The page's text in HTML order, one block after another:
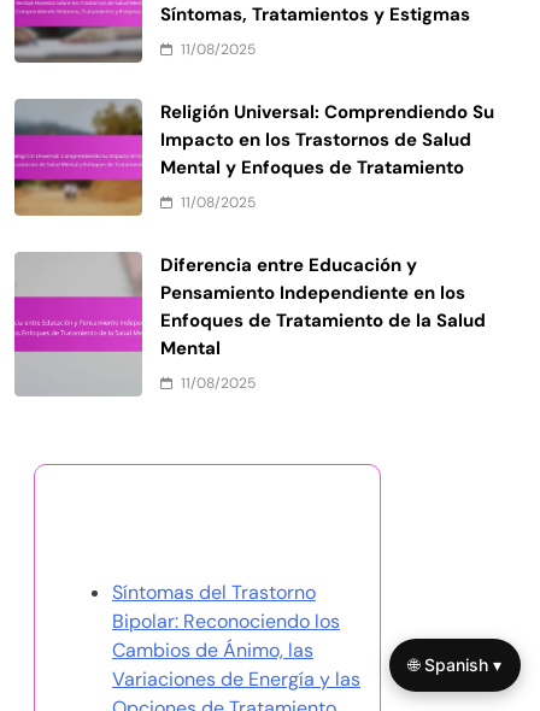
Síntomas, Tratamientos y Estigmas
11/08/2025
Religión Universal: Comprendiendo Su
Impacto en los Trastornos de Salud
Mental y Enfoques de Tratamiento
11/08/2025
Diferencia entre Educación y
Pensamiento Independiente en los
Enfoques de Tratamiento de la Salud
Mental
11/08/2025
Síntomas del Trastorno
Bipolar: Reconociendo los
Cambios de Ánimo, las
Variaciones de Energía y las
🌐 Spanish ▾